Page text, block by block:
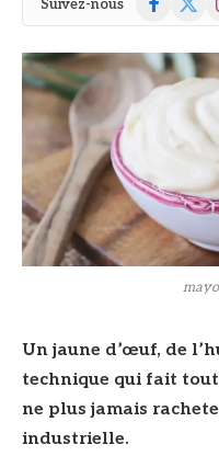
Suivez-nous
Un jaune d’œuf, de
technique qui fait
ne plus jamais
industrielle.